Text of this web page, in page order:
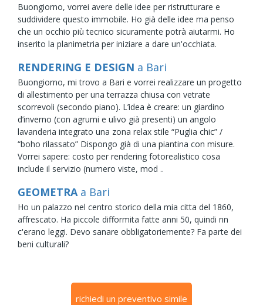
Buongiorno, vorrei avere delle idee per ristrutturare e
suddividere questo immobile. Ho già delle idee ma penso
che un occhio più tecnico sicuramente potrà aiutarmi. Ho
inserito la planimetria per iniziare a dare un'occhiata.
RENDERING E DESIGN a Bari
Buongiorno, mi trovo a Bari e vorrei realizzare un progetto
di allestimento per una terrazza chiusa con vetrate
scorrevoli (secondo piano). L’idea è creare: un giardino
d’inverno (con agrumi e ulivo già presenti) un angolo
lavanderia integrato una zona relax stile “Puglia chic” /
“boho rilassato” Dispongo già di una piantina con misure.
Vorrei sapere: costo per rendering fotorealistico cosa
include il servizio (numero viste, mod ..
GEOMETRA a Bari
Ho un palazzo nel centro storico della mia citta del 1860,
affrescato. Ha piccole difformita fatte anni 50, quindi nn
c'erano leggi. Devo sanare obbligatoriemente? Fa parte dei
beni culturali?
richiedi un preventivo simile